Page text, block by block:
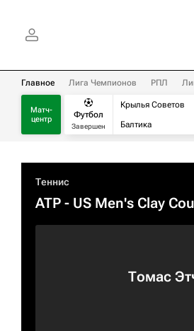
Главное Лига Чемпионов РПЛ
Матч-
центр
Футбол
Завершен
Крылья Советов
Балтика
Теннис
ATP - US Men's Clay
Томас